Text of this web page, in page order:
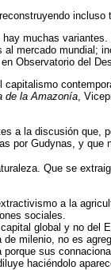
muchas
mercado
Observatorio del
de la Amazonía,
a la discusión
por Gudynas, y
Que se
a la
sociales.
global y no
milenio, no es
sus
haciéndolo